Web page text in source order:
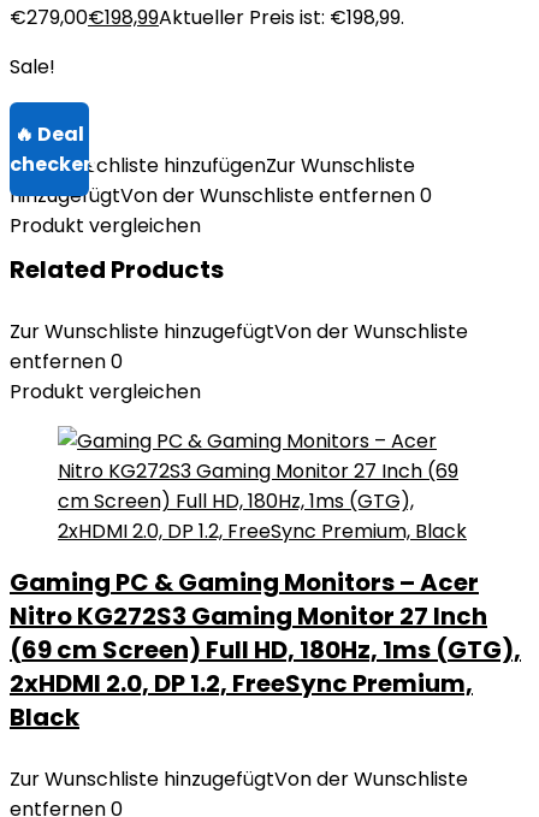
€279,00€198,99Aktueller Preis ist: €198,99.
Sale!
Zur Wunschliste hinzufügenZur Wunschliste
hinzugefügtVon der Wunschliste entfernen0
Produkt vergleichen
Related Products
Zur Wunschliste hinzugefügtVon der Wunschliste
entfernen0
Produkt vergleichen
Gaming PC & Gaming Monitors – Acer
Nitro KG272S3 Gaming Monitor 27 Inch
(69 cm Screen) Full HD, 180Hz, 1ms (GTG),
2xHDMI 2.0, DP 1.2, FreeSync Premium,
Black
Zur Wunschliste hinzugefügtVon der Wunschliste
entfernen0